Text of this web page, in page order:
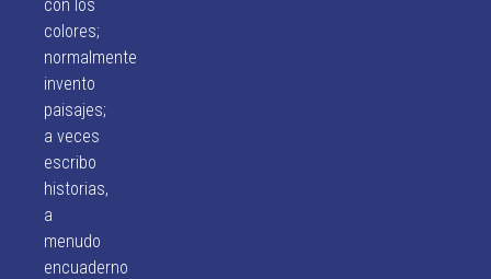
con los
colores;
normalmente
invento
paisajes;
a veces
escribo
historias,
a
menudo
encuaderno